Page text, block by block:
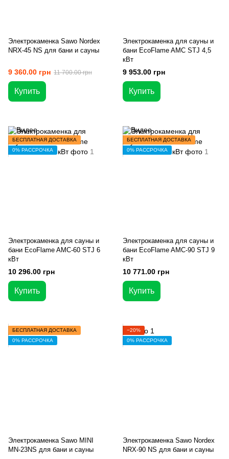
Электрокаменка Sawo Nordex
NRX-45 NS для бани и сауны
9 360.00 грн 11 700.00 грн
Купить
Электрокаменка для сауны и
бани EcoFlame AMC STJ 4,5
кВт
9 953.00 грн
Купить
БЕСПЛАТНАЯ ДОСТАВКА
0% РАССРОЧКА
Электрокаменка для сауны и
бани EcoFlame AMC-60 STJ 6
кВт
10 296.00 грн
Купить
БЕСПЛАТНАЯ ДОСТАВКА
0% РАССРОЧКА
Электрокаменка для сауны и
бани EcoFlame AMC-90 STJ 9
кВт
10 771.00 грн
Купить
БЕСПЛАТНАЯ ДОСТАВКА
0% РАССРОЧКА
Электрокаменка Sawo MINI
MN-23NS для бани и сауны
−20%
0% РАССРОЧКА
Электрокаменка Sawo Nordex
NRX-90 NS для бани и сауны